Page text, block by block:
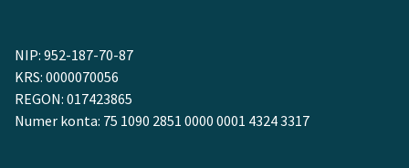
O nas
Kontakt
NIP: 952-187-70-87
KRS: 0000070056
REGON: 017423865
Numer konta: 75 1090 2851 0000 0001 4324 3317